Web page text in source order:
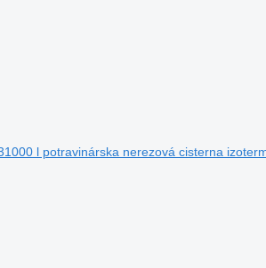
l potravinárska nerezová cisterna